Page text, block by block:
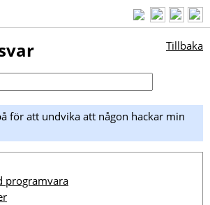
Tillbaka
för att undvika att någon hackar min
programvara